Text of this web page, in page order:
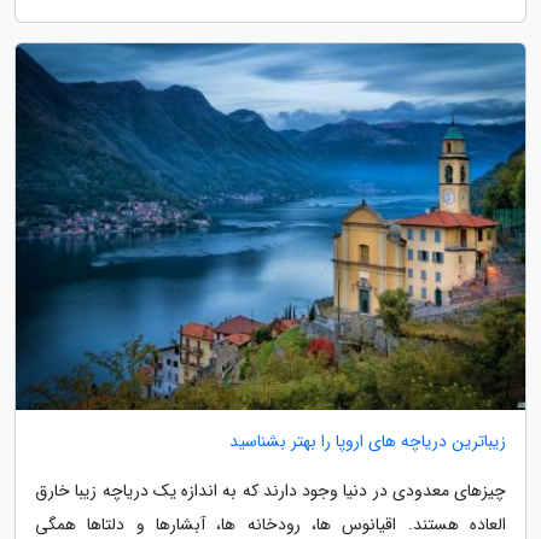
زیباترین دریاچه های اروپا را بهتر بشناسید
چیزهای معدودی در دنیا وجود دارند که به اندازه یک دریاچه زیبا خارق
العاده هستند. اقیانوس ها، رودخانه ها، آبشارها و دلتاها همگی